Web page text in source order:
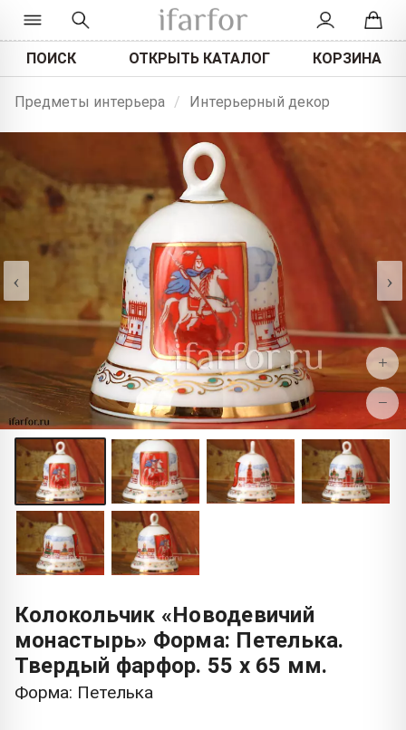
ПОИСК ОТКРЫТЬ КАТАЛОГ КОРЗИНА
Предметы интерьера / Интерьерный декор
‹ ›
+
−
Колокольчик «Новодевичий
монастырь» Форма: Петелька.
Твердый фарфор. 55 x 65 мм.
Форма: Петелька